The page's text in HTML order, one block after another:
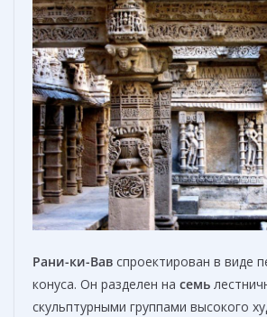
Рани-ки-Вав спроектирован в виде
конуса. Он разделен на семь
скульптурными группами высокого